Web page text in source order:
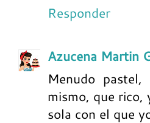
Responder
Azucena Martin
Menudo
mismo, que rico,
sola con el que